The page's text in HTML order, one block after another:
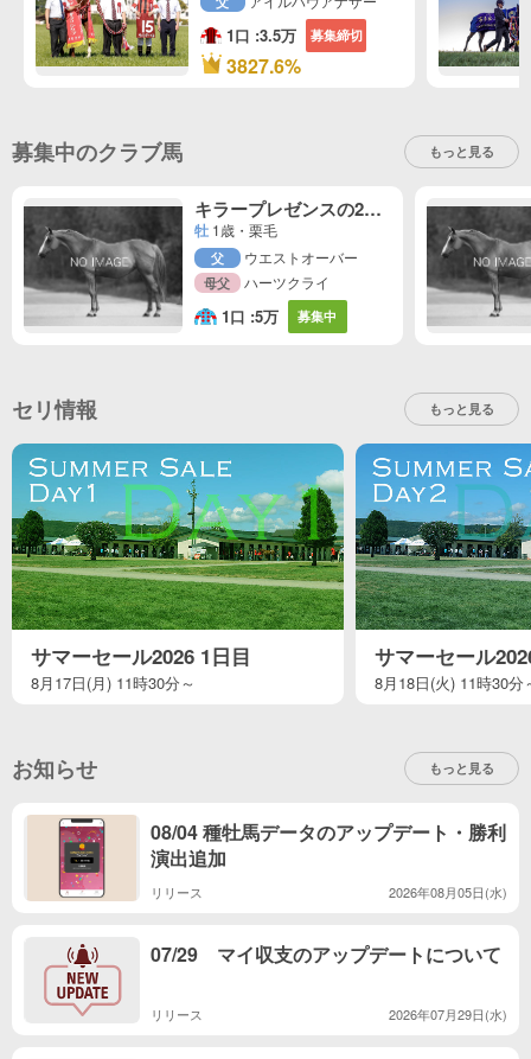
募集中のクラブ馬 もっと見る
キラープレゼンスの2025
牡 1歳・栗毛
父 ウエストオーバー
母父 ハーツクライ
1口 :5万 募集中
セリ情報 もっと見る
サマーセール2026 1日目
8月17日(月) 11時30分～
サマーセール
8月18日(火) 11時30分
1口 :3.5万 募集締切
1位3827.6%
お知らせ もっと見る
08/04 種牡馬データのアップデート・勝利
演出追加
リリース 2026年08月05日(水)
07/29 マイ収支のアップデートについて
リリース 2026年07月29日(水)